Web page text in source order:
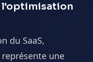
l'optimisation
du SaaS,
une